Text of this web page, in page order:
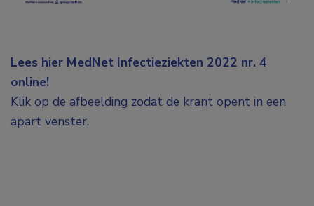
Lees hier MedNet Infectieziekten 2022 nr. 4
online!
Klik op de afbeelding zodat de krant opent in een
apart venster.